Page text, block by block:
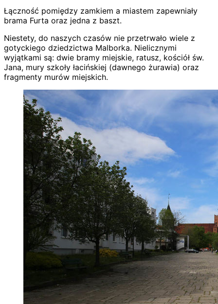
Łączność pomiędzy zamkiem a miastem zapewniały
brama Furta oraz jedna z baszt.
Niestety, do naszych czasów nie przetrwało wiele z
gotyckiego dziedzictwa Malborka. Nielicznymi
wyjątkami są: dwie bramy miejskie, ratusz, kościół św.
Jana, mury szkoły łacińskiej (dawnego żurawia) oraz
fragmenty murów miejskich.